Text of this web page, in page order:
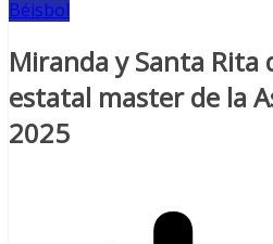
Béisbol
Miranda y Santa Rita
estatal master de la
2025